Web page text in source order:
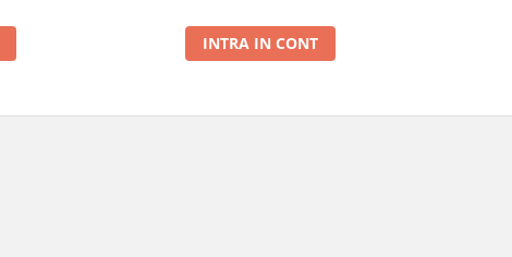
INTRA IN CONT